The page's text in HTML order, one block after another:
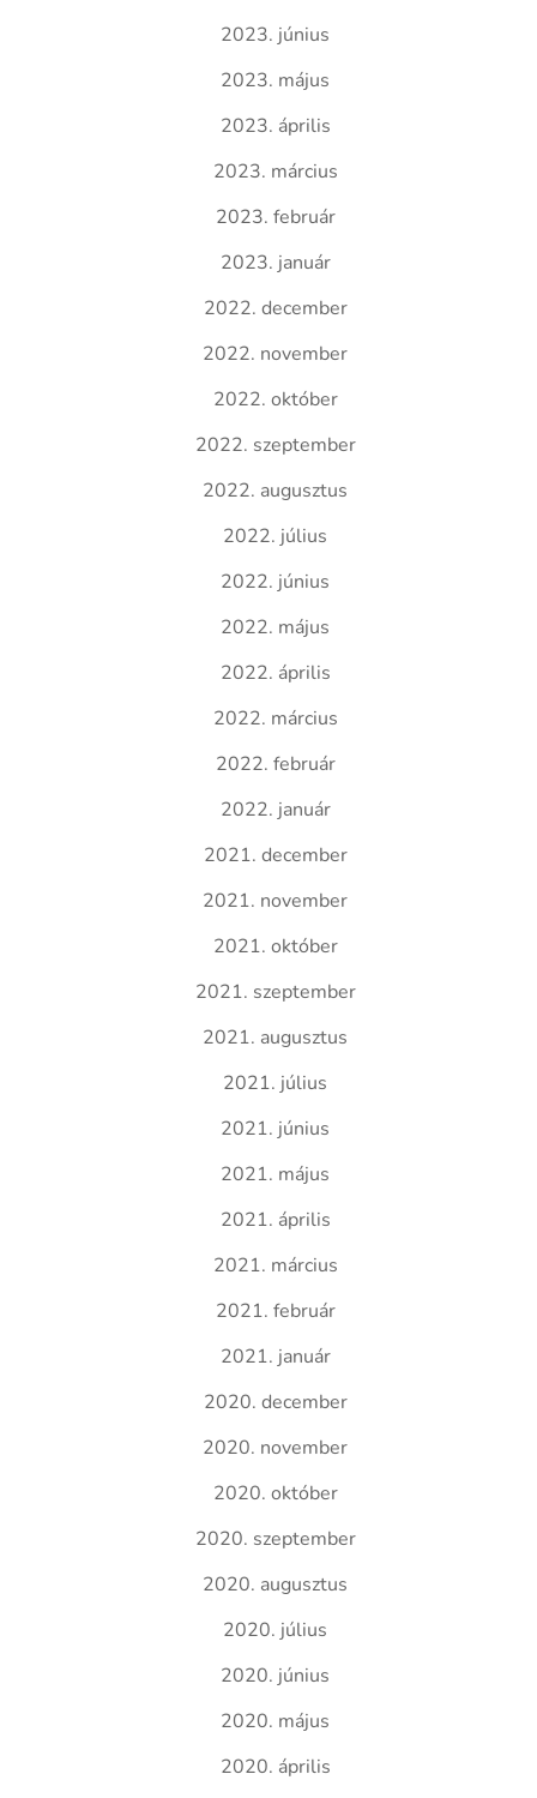
2023. június
2023. május
2023. április
2023. március
2023. február
2023. január
2022. december
2022. november
2022. október
2022. szeptember
2022. augusztus
2022. július
2022. június
2022. május
2022. április
2022. március
2022. február
2022. január
2021. december
2021. november
2021. október
2021. szeptember
2021. augusztus
2021. július
2021. június
2021. május
2021. április
2021. március
2021. február
2021. január
2020. december
2020. november
2020. október
2020. szeptember
2020. augusztus
2020. július
2020. június
2020. május
2020. április